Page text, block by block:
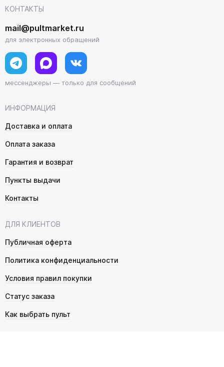
ИНФОРМАЦИЯ
Доставка и оплата
Оплата заказа
Гарантия и возврат
Пункты выдачи
Контакты
ДЛЯ КЛИЕНТОВ
Публичная оферта
Политика конфиденциальности
Условия правил покупки
Статус заказа
Как выбрать пульт
КОНТАКТЫ
mail@pultmarket.ru
для электронных обращений
мессенджеры — только для сообщений